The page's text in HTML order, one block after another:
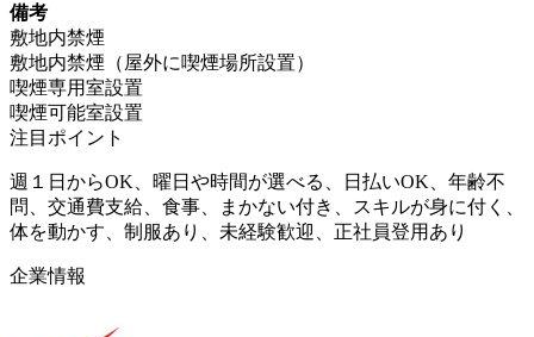
備考
敷地内禁煙
敷地内禁煙（屋外に喫煙場所設置）
喫煙専用室設置
喫煙可能室設置
注目ポイント
週１日からOK、曜日や時間が選べる、日払いOK、年齢不
問、交通費支給、食事、まかない付き、スキルが身に付く、
体を動かす、制服あり、未経験歓迎、正社員登用あり
企業情報